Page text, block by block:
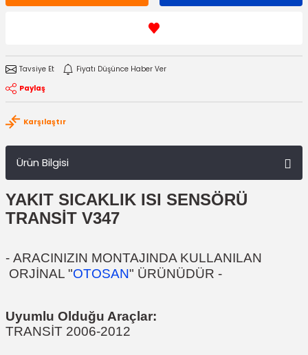
Tavsiye Et
Fiyatı Düşünce Haber Ver
Paylaş
Karşılaştır
Ürün Bilgisi
YAKIT SICAKLIK ISI SENSÖRÜ
TRANSİT V347
- ARACINIZIN MONTAJINDA KULLANILAN
ORJİNAL "OTOSAN" ÜRÜNÜDÜR -
Uyumlu Olduğu Araçlar:
TRANSİT 2006-2012